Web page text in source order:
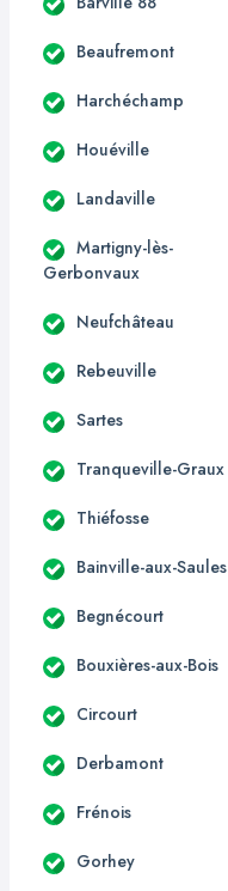
Beaufremont
Harchéchamp
Houéville
Landaville
Martigny-lès-
Gerbonvaux
Neufchâteau
Rebeuville
Sartes
Tranqueville-Graux
Thiéfosse
Bainville-aux-Saules
Begnécourt
Bouxières-aux-Bois
Circourt
Derbamont
Frénois
Gorhey